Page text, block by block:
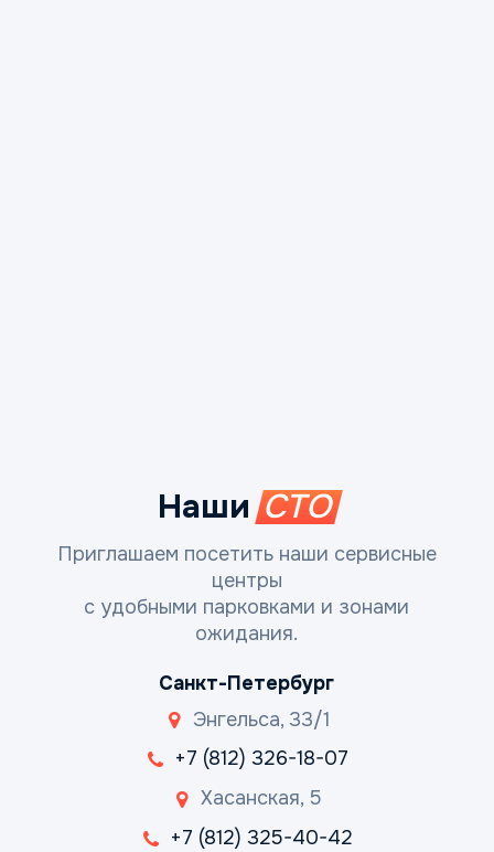
Наши СТО
Приглашаем посетить наши сервисные
центры
с удобными парковками и зонами
ожидания.
Санкт-Петербург
Энгельса, 33/1
+7 (812) 326-18-07
Хасанская, 5
+7 (812) 325-40-42